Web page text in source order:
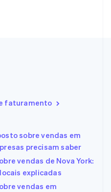
faturamento
sobre vendas em
precisam saber
vendas de Nova York:
explicadas
vendas em